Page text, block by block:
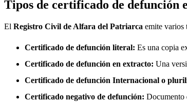
Tipos de certificado de defunción
El Registro Civil de Alfara del Patriarca emite varios
Certificado de defunción literal: Es una copia
Certificado de defunción en extracto: Una
Certificado de defunción Internacional o
Certificado negativo de defunción: Documento